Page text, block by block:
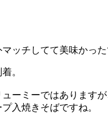
ッチしてて美味かった
。
ーミーではありますが
入焼きそばですね。